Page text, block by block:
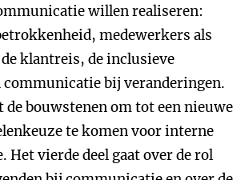
willen realiseren:
medewerkers als
klantreis, de inclusieve
communicatie bij veranderingen.
de bouwstenen om tot een nieuwe
te komen voor interne
Het vierde deel gaat over de rol